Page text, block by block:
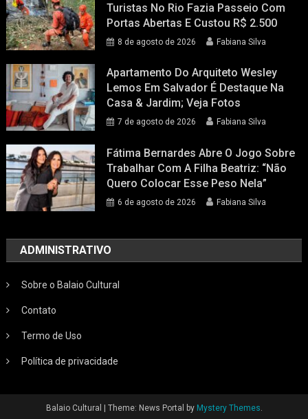
Turistas No Rio Fazia Passeio Com
Portas Abertas E Custou R$ 2.500
8 de agosto de 2026 Fabiana Silva
Apartamento Do Arquiteto Wesley
Lemos Em Salvador É Destaque Na
Casa & Jardim; Veja Fotos
7 de agosto de 2026 Fabiana Silva
Fátima Bernardes Abre O Jogo Sobre
Trabalhar Com A Filha Beatriz: “Não
Quero Colocar Esse Peso Nela”
6 de agosto de 2026 Fabiana Silva
ADMINISTRATIVO
Sobre o Balaio Cultural
Contato
Termo de Uso
Política de privacidade
Balaio Cultural | Theme: News Portal by Mystery Themes